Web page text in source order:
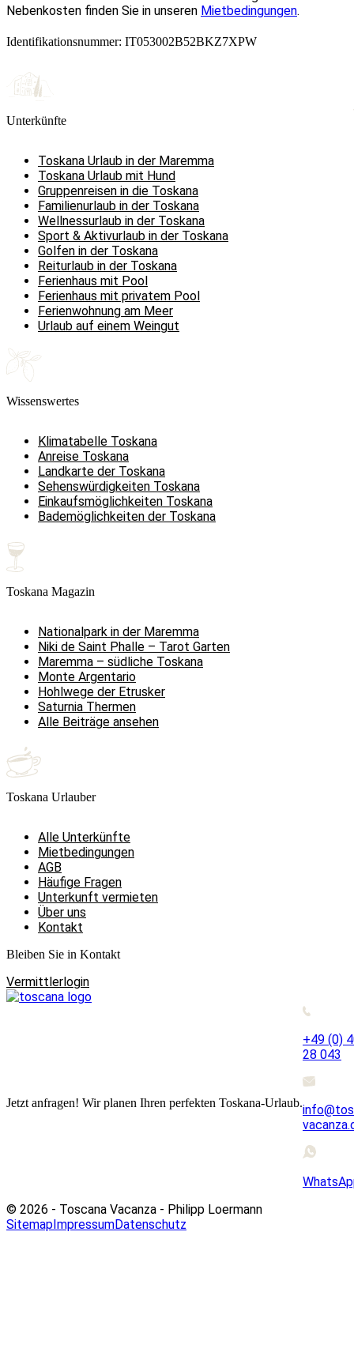
Nebenkosten finden Sie in unseren Mietbedingungen.
Identifikationsnummer: IT053002B52BKZ7XPW
Unterkünfte
Toskana Urlaub in der Maremma
Toskana Urlaub mit Hund
Gruppenreisen in die Toskana
Familienurlaub in der Toskana
Wellnessurlaub in der Toskana
Sport & Aktivurlaub in der Toskana
Golfen in der Toskana
Reiturlaub in der Toskana
Ferienhaus mit Pool
Ferienhaus mit privatem Pool
Ferienwohnung am Meer
Urlaub auf einem Weingut
Wissenswertes
Klimatabelle Toskana
Anreise Toskana
Landkarte der Toskana
Sehenswürdigkeiten Toskana
Einkaufsmöglichkeiten Toskana
Bademöglichkeiten der Toskana
Toskana Magazin
Nationalpark in der Maremma
Niki de Saint Phalle – Tarot Garten
Maremma – südliche Toskana
Monte Argentario
Hohlwege der Etrusker
Saturnia Thermen
Alle Beiträge ansehen
Toskana Urlauber
Alle Unterkünfte
Mietbedingungen
AGB
Häufige Fragen
Unterkunft vermieten
Über uns
Kontakt
Bleiben Sie in Kontakt
Vermittlerlogin
Jetzt anfragen! Wir planen Ihren perfekten Toskana-Urlaub.
+49 (0)
28 043
© 2026 - Toscana Vacanza - Philipp Loermann
SitemapImpressumDatenschutz